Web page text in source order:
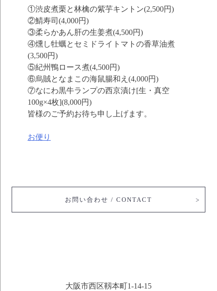
①渋皮煮栗と林檎の紫芋キントン(2,500円)
②鯖寿司(4,000円)
③柔らかあん肝の生姜煮(4,500円)
④燻し牡蠣とセミドライトマトの香草油煮
(3,500円)
⑤紀州鴨ロース煮(4,500円)
⑥烏賊となまこの海鼠腸和え(4,000円)
⑦なにわ黒牛ランプの西京漬け[生・真空
100g×4枚](8,000円)
皆様のご予約お待ち申し上げます。
お便り
お問い合わせ / CONTACT
大阪市西区靱本町1-14-15